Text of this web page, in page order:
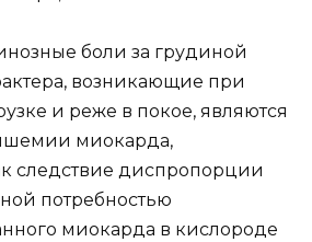
боли за грудиной
возникающие при
и реже в покое, являются
миокарда,
следствие диспропорции
потребностью
миокарда в кислороде